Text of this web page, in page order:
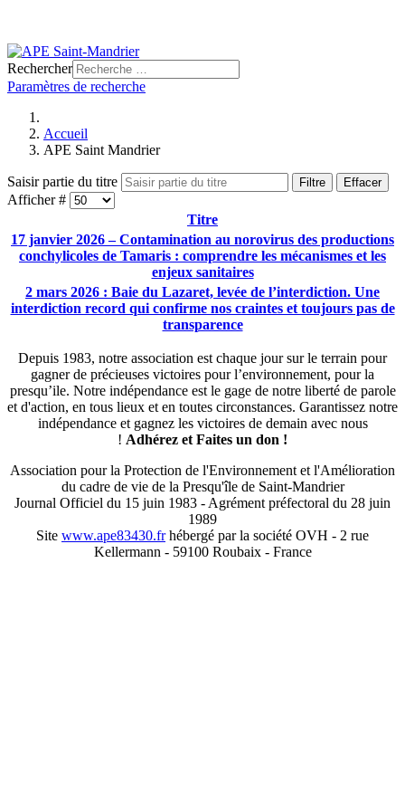
Rechercher
Paramètres de recherche
Accueil
APE Saint Mandrier
Saisir partie du titre Filtre Effacer
Afficher #
Titre
17 janvier 2026 – Contamination au norovirus des productions
conchylicoles de Tamaris : comprendre les mécanismes et les
enjeux sanitaires
2 mars 2026 : Baie du Lazaret, levée de l’interdiction. Une
interdiction record qui confirme nos craintes et toujours pas de
transparence
Depuis 1983, notre association est chaque jour sur le terrain pour
gagner de précieuses victoires pour l’environnement, pour la
presqu’ile. Notre indépendance est le gage de notre liberté de parole
et d'action, en tous lieux et en toutes circonstances. Garantissez notre
indépendance et gagnez les victoires de demain avec nous
! Adhérez et Faites un don !
Association pour la Protection de l'Environnement et l'Amélioration
du cadre de vie de la Presqu'île de Saint-Mandrier
Journal Officiel du 15 juin 1983 - Agrément préfectoral du 28 juin
1989
Site www.ape83430.frhébergé par la société OVH - 2 rue
Kellermann - 59100 Roubaix - France